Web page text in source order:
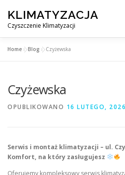
treści
KLIMATYZACJA
Czyszczenie Klimatyzacji
OBSŁUGIWANE MIASTA POD
Home »Blog »Czyżewska
Czyżewska
OPUBLIKOWANO 16 LUTEGO, 2026
Serwis i montaż klimatyzacji – ul.
Komfort, na który zasługujesz